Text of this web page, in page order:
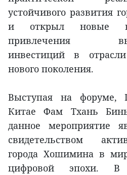
устойчивого развития
и открыл новые
привлечения
инвестиций в
нового поколения.
Выступая на форуме,
Китае Фам Тхань
данное мероприятие
свидетельством
города Хошимина в
цифровой эпохи. В